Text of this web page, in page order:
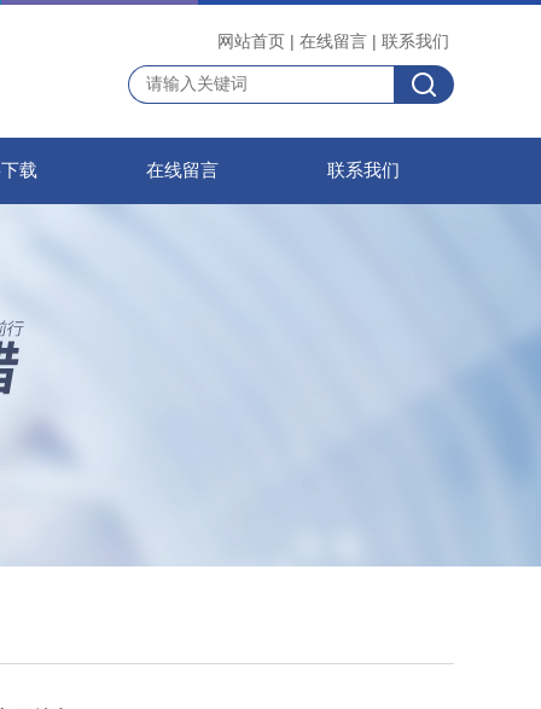
网站首页 | 在线留言 | 联系我们
载 在线留言 联系我们